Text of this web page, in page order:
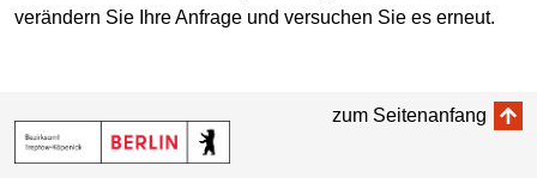
verändern Sie Ihre Anfrage und versuchen Sie es erneut.
zum Seitenanfang